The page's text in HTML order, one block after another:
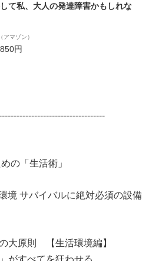
て私、大人の発達障害かもしれな
アマゾン）
円
の「生活術」
サバイバルに絶対必須の設備
大原則 【生活環境編】
がすべてを狂わせる